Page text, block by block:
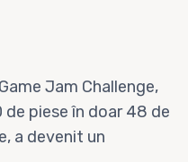
Jam Challenge,
piese în doar 48 de
a devenit un